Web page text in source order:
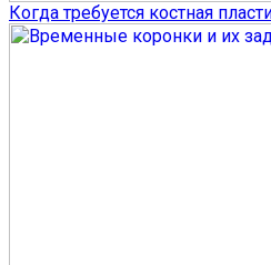
Когда требуется костная